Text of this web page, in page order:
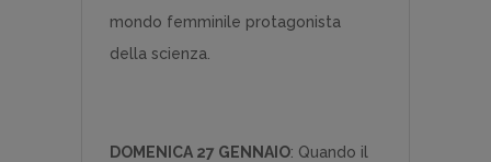
mondo femminile protagonista
della scienza.
DOMENICA 27 GENNAIO: Quando il